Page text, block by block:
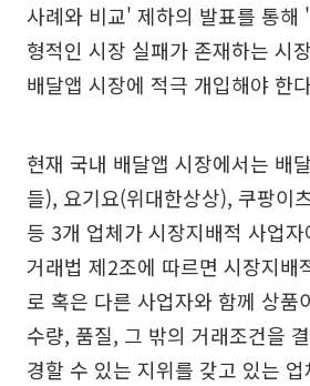
사례와 비교' 제하의 발표를 통해
형적인 시장 실패가 존재하는 시
배달앱 시장에 적극 개입해야 한
현재 국내 배달앱 시장에서는 배
들), 요기요(위대한상상), 쿠팡이
등 3개 업체가 시장지배적 사업
거래법 제2조에 따르면 시장지배
로 혹은 다른 사업자와 함께 상품
수량, 품질, 그 밖의 거래조건을
경할 수 있는 지위를 갖고 있는